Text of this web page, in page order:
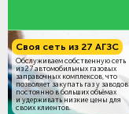
Своя сеть из 27 АГЗС
Обслуживаем собственную сеть
из 27 автомобильных газовых
заправочных комплексов, что
позволяет закупать газ у заводов
постоянно в больших объёмах
и удерживать низкие цены для
своих клиентов.